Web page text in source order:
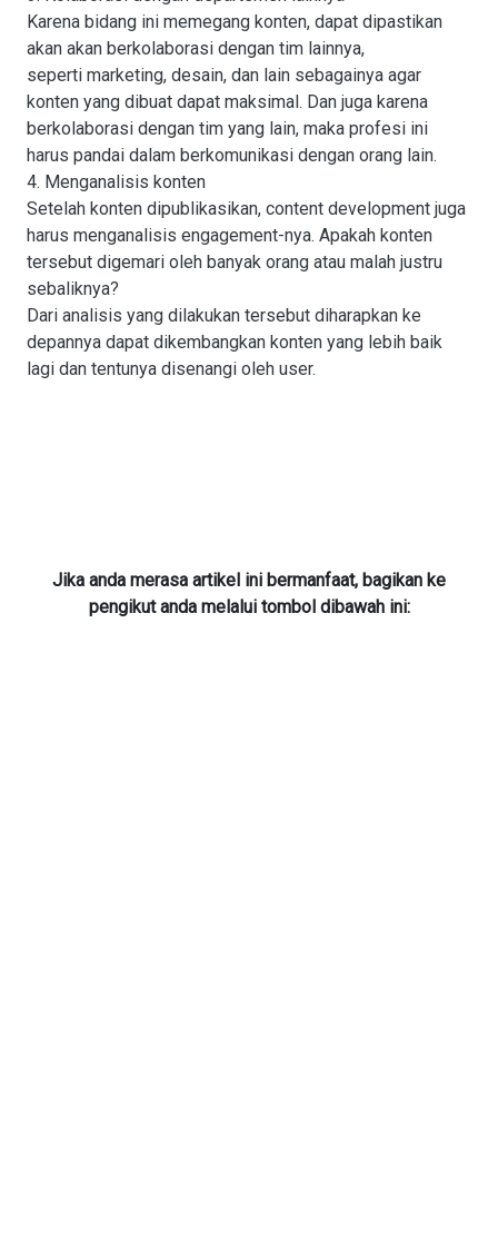
Karena bidang ini memegang konten, dapat dipastikan
akan akan berkolaborasi dengan tim lainnya,
seperti marketing, desain, dan lain sebagainya agar
konten yang dibuat dapat maksimal. Dan juga karena
berkolaborasi dengan tim yang lain, maka profesi ini
harus pandai dalam berkomunikasi dengan orang lain.
4. Menganalisis konten
Setelah konten dipublikasikan, content development juga
harus menganalisis engagement-nya. Apakah konten
tersebut digemari oleh banyak orang atau malah justru
sebaliknya?
Dari analisis yang dilakukan tersebut diharapkan ke
depannya dapat dikembangkan konten yang lebih baik
lagi dan tentunya disenangi oleh user.
Jika anda merasa artikel ini bermanfaat, bagikan ke
pengikut anda melalui tombol dibawah ini: